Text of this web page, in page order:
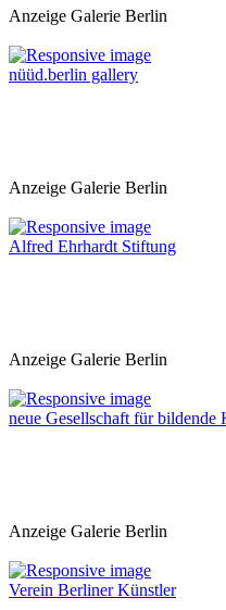
Anzeige Galerie Berlin
nüüd.berlin gallery
Anzeige Galerie Berlin
Alfred Ehrhardt Stiftung
Anzeige Galerie Berlin
neue Gesellschaft für
Anzeige Galerie Berlin
Verein Berliner Künstler